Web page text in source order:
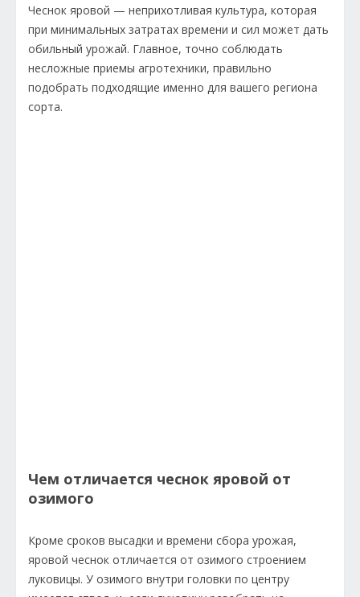
Чеснок яровой — неприхотливая культура, которая
при минимальных затратах времени и сил может дать
обильный урожай. Главное, точно соблюдать
несложные приемы агротехники, правильно
подобрать подходящие именно для вашего региона
сорта.
Чем отличается чеснок яровой от
озимого
Кроме сроков высадки и времени сбора урожая,
яровой чеснок отличается от озимого строением
луковицы. У озимого внутри головки по центру